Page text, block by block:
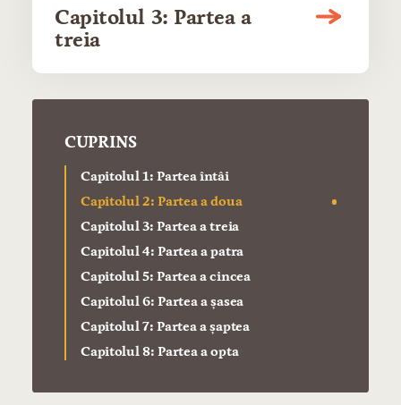
Capitolul 3: Partea a
treia
CUPRINS
Capitolul 1: Partea întâi
Capitolul 2: Partea a doua
Capitolul 3: Partea a treia
Capitolul 4: Partea a patra
Capitolul 5: Partea a cincea
Capitolul 6: Partea a șasea
Capitolul 7: Partea a șaptea
Capitolul 8: Partea a opta